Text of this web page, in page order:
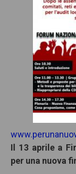
Il 13 aprile a
per una nuova